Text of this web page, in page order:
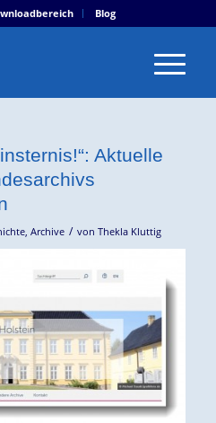
Blog
Aktuelle
, Archive / von Thekla Kluttig